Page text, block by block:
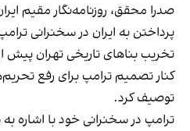
صدرا محقق، روزنامه‌نگار مقیم
پرداختن به ایران در سخنرانی
تخریب بناهای تاریخی تهران پیش
کنار تصمیم ترامپ برای رفع
توصیف کرد.
ترامپ در سخنرانی خود با اشاره